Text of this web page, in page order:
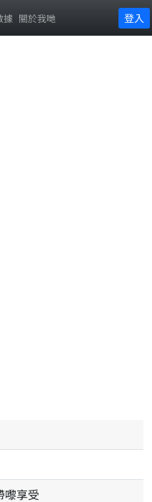
據 關於我哋 登入
嚟享受